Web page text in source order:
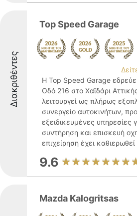
Διακριθέντες
Top Speed Garage
Η Top Speed Garage
Οδό 216 στο Χαϊδάρι
λειτουργεί ως πλήρως
συνεργείο αυτοκινήτων,
εξειδικευμένες υπηρεσίες
συντήρηση και επισκευή
επιχείρηση έχει
9.6
Mazda Kalogritsas